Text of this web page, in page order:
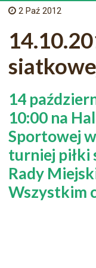
2 Paź 2012
14
10:00 na
Sportowej
turniej piłki
Rady
Wszystkim